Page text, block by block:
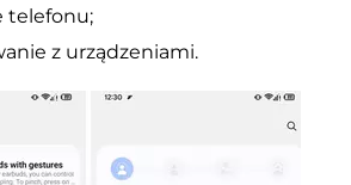
telefonu;
z urządzeniami.